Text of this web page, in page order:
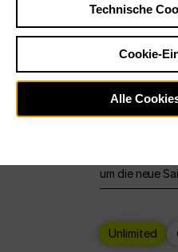
Sa29.8.
12:00
um die neue
Unlimited
Technische
Cookie-
Alle